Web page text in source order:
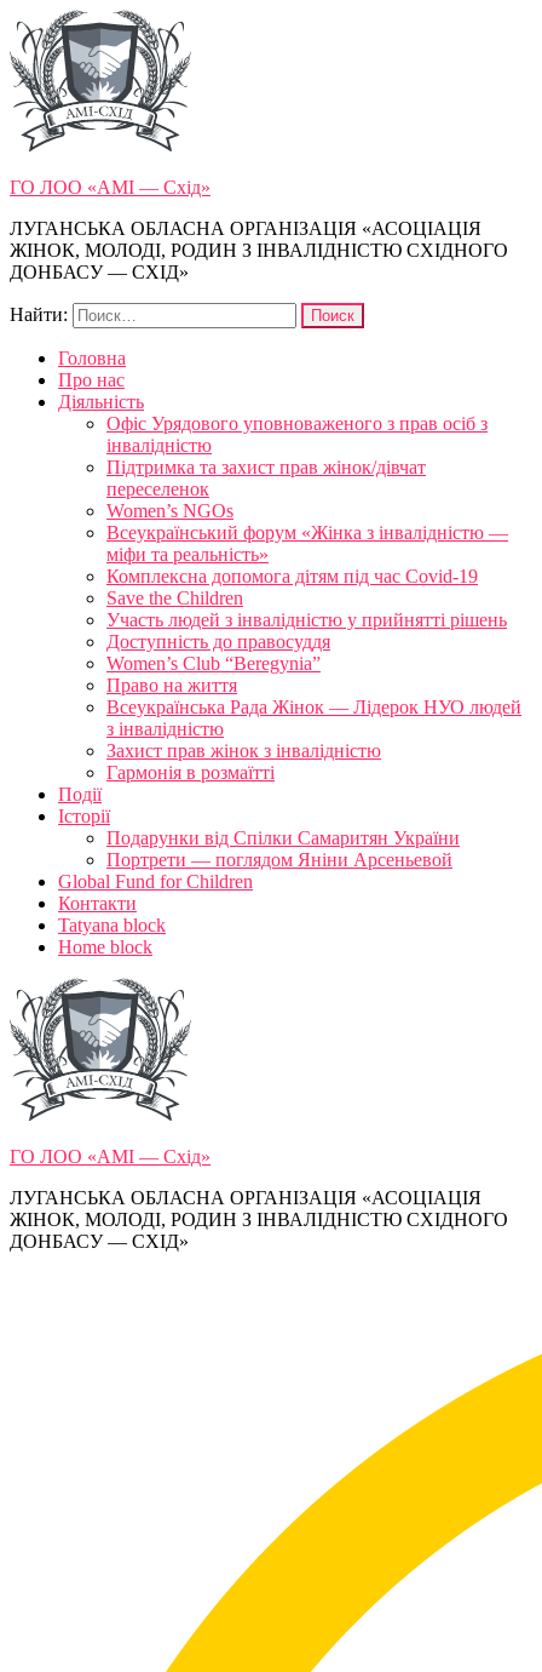
ГО ЛОО «АМІ — Схід»
ЛУГАНСЬКА ОБЛАСНА ОРГАНІЗАЦІЯ «АСОЦІАЦІЯ
ЖІНОК, МОЛОДІ, РОДИН З ІНВАЛІДНІСТЮ СХІДНОГО
ДОНБАСУ — СХІД»
Найти:
Головна
Про нас
Діяльність
Офіс Урядового уповноваженого з прав осіб з
інвалідністю
Підтримка та захист прав жінок/дівчат
переселенок
Women’s NGOs
Всеукраїнський форум «Жінка з інвалідністю —
міфи та реальність»
Комплексна допомога дітям під час Covid-19
Save the Children
Участь людей з інвалідністю у прийнятті рішень
Доступність до правосуддя
Women’s Club “Beregynia”
Право на життя
Всеукраїнська Рада Жінок — Лідерок НУО людей
з інвалідністю
Захист прав жінок з інвалідністю
Гармонія в розмаїтті
Події
Історії
Подарунки від Спілки Самаритян України
Портрети — поглядом Яніни Арсеньевой
Global Fund for Children
Контакти
Tatyana block
Home block
ГО ЛОО «АМІ — Схід»
ЛУГАНСЬКА ОБЛАСНА ОРГАНІЗАЦІЯ «АСОЦІАЦІЯ
ЖІНОК, МОЛОДІ, РОДИН З ІНВАЛІДНІСТЮ СХІДНОГО
ДОНБАСУ — СХІД»